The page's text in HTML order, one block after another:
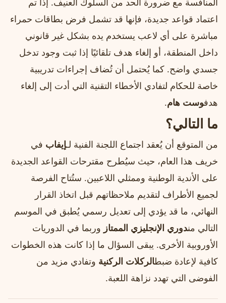
اعتماد قواعد جديدة، فإنها قد تشمل فرض بطاقات حمراء
مباشرة على أي لاعب يستخدم يده بشكل غير قانوني
داخل المنطقة، أو إلغاء هدف تلقائيًا إذا ثبت وجود تدخل
جسدي واضح. كما يُحتمل أن تُضاف إجراءات تدريبية
خاصة للحكام لتفادي الأخطاء التقنية التي أدت إلى إلغاء
هدفوست هام.
ما التالي؟
من المتوقع أن يُعقد اجتماع اللجنة الفنية لـإيفاب في
خريف هذا العام، حيث سيُطرح مقترحات القواعد الجديدة
على الأندية الوطنية وممثلي اللاعبين. ستُتاح الفرصة
لجميع الأطراف لتقديم ملاحظاتهم قبل اتخاذ القرار
النهائي، ما قد يؤدي إلى تعديل رسمي يُطبق في الموسم
التالي مندوري الإنجليزي الممتاز وربما في الدوريات
الأوروبية الأخرى. يبقى السؤال ما إذا كانت هذه الخطوات
كافية لإعادة ضبطالركلات الركنية وتفادي مزيد من
الفوضى التي تهدد نزاهة اللعبة.